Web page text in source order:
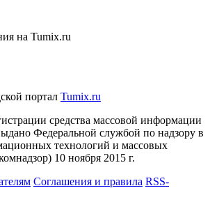
на Tumix.ru
портал Tumix.ru
средства массовой информации
Федеральной службой по надзору в
технологий и массовых
10 ноября 2015 г.
Соглашения и правила RSS-